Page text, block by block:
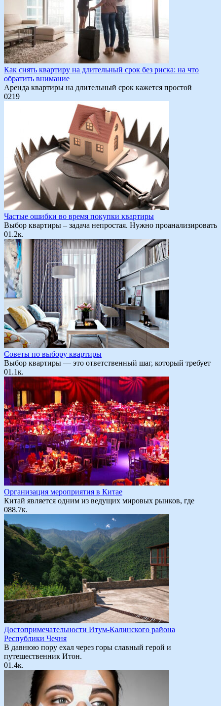
Как снять квартиру на длительный срок без риска: на что
обратить внимание
Аренда квартиры на длительный срок кажется простой
0219
Частые ошибки во время покупки квартиры
Выбор квартиры – задача непростая. Нужно проанализировать
01.2к.
Советы по выбору квартиры
Выбор квартиры — это ответственный шаг, который требует
01.1к.
Организация мероприятия в Китае
Китай является одним из ведущих мировых рынков, где
088.7к.
Достопримечательности Итум-Калинского района
Республики Чечня
В давнюю пору ехал через горы славный герой и
путешественник Итон.
01.4к.